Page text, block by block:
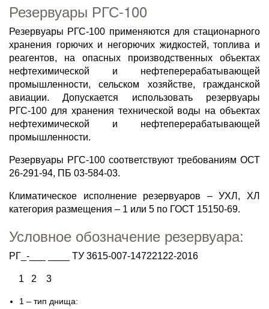
Резервуары РГС-100
Резервуары РГС-100 применяются для стационарного
хранения горючих и негорючих жидкостей, топлива и
реагентов, на опасных производственных объектах
нефтехимической и нефтеперерабатывающей
промышленности, сельском хозяйстве, гражданской
авиации. Допускается использовать резервуары
РГС-100 для хранения технической воды на объектах
нефтехимической и нефтеперерабатывающей
промышленности.
Резервуары РГС-100 соответствуют требованиям ОСТ
26-291-94, ПБ 03-584-03.
Климатическое исполнение резервуаров – УХЛ, ХЛ
категория размещения – 1 или 5 по ГОСТ 15150-69.
Условное обозначение резервуара:
РГ_-___ ____ ТУ 3615-007-14722122-2016
1 2 3
1 – тип днища: